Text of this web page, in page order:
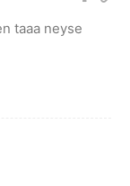
taaa neyse